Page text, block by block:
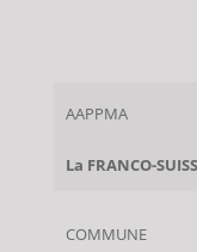
AAPPMA
La FRANCO-
COMMUNE